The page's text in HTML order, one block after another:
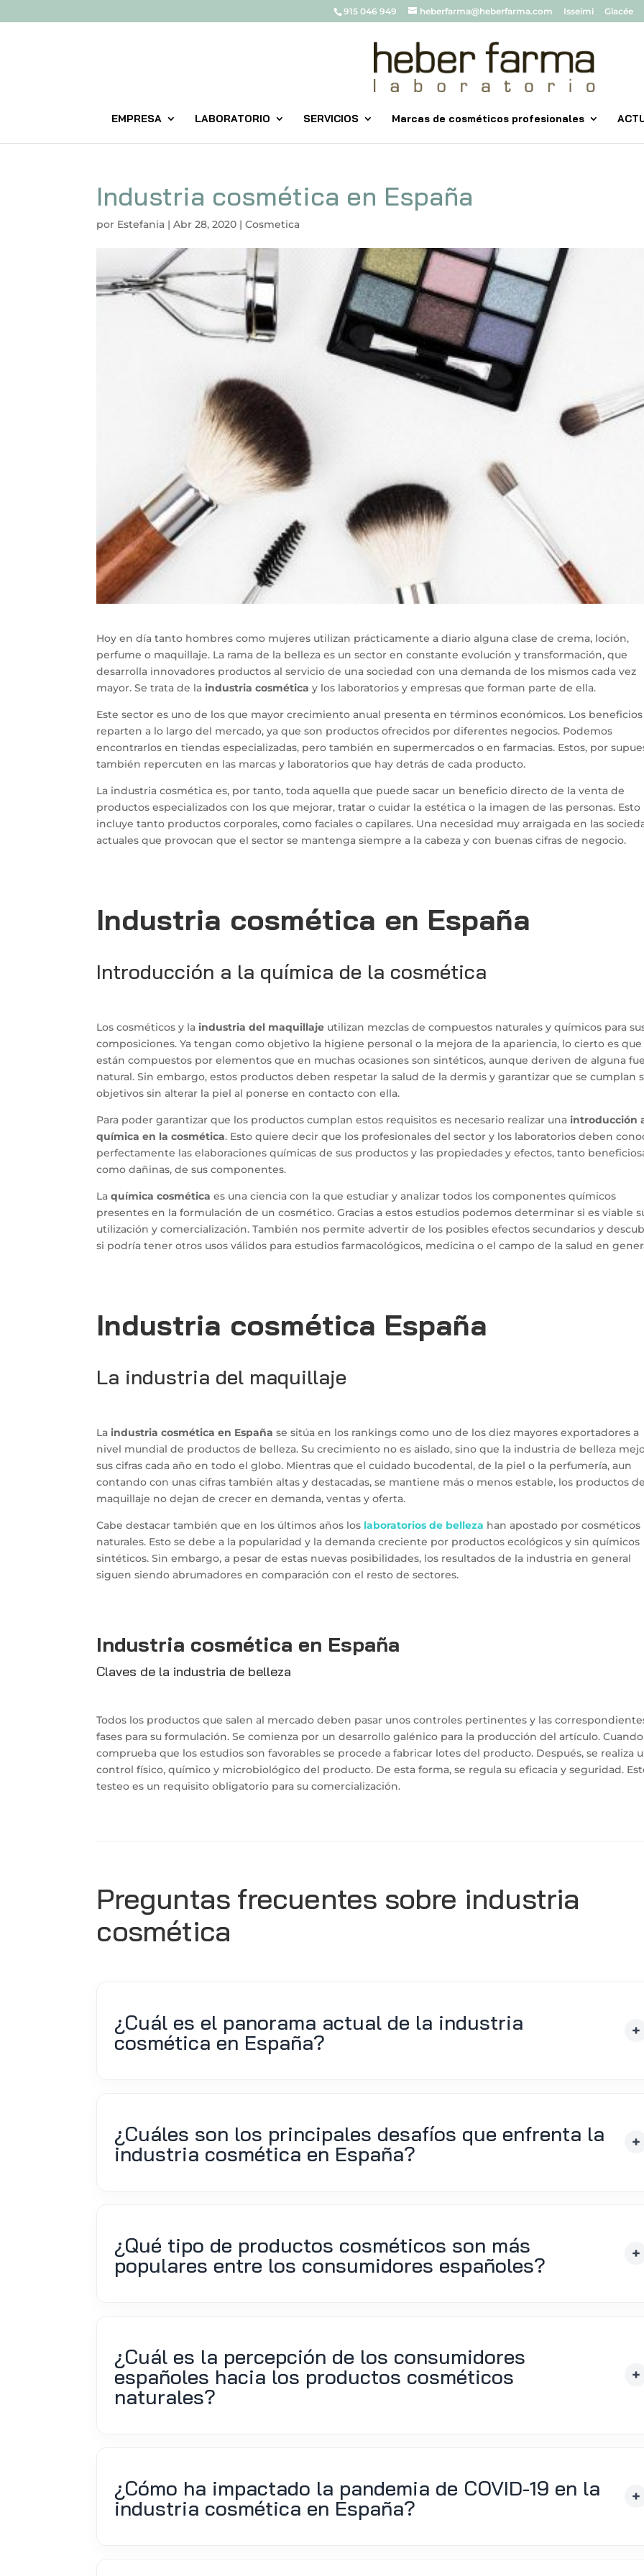
915 046 949 heberfarma@heberfarma.com Isseimi Glacée
EMPRESA LABORATORIO SERVICIOS Marcas de cosméticos profesionales
Industria cosmética en España
por Estefania |Abr 28, 2020 |Cosmetica
Hoy en día tanto hombres como mujeres utilizan prácticamente a diario alguna clase de crema, loción,
perfume o maquillaje. La rama de la belleza es un sector en constante evolución y transformación, que
desarrolla innovadores productos al servicio de una sociedad con una demanda de los mismos cada vez
mayor. Se trata de laindustria cosmética y los laboratorios y empresas que forman parte de ella.
Este sector es uno de los que mayor crecimiento anual presenta en términos económicos. Los beneficios
reparten a lo largo del mercado, ya que son productos ofrecidos por diferentes negocios. Podemos
encontrarlos en tiendas especializadas, pero también en supermercados o en farmacias. Estos, por
también repercuten en las marcas y laboratorios que hay detrás de cada producto.
La industria cosmética es, por tanto, toda aquella que puede sacar un beneficio directo de la venta de
productos especializados con los que mejorar, tratar o cuidar la estética o la imagen de las personas. Esto
incluye tanto productos corporales, como faciales o capilares. Una necesidad muy arraigada en las
actuales que provocan que el sector se mantenga siempre a la cabeza y con buenas cifras de negocio.
Industria cosmética en España
Introducción a la química de la cosmética
Los cosméticos y laindustria del maquillaje utilizan mezclas de compuestos naturales y químicos para
composiciones. Ya tengan como objetivo la higiene personal o la mejora de la apariencia, lo cierto es que
están compuestos por elementos que en muchas ocasiones son sintéticos, aunque deriven de alguna
natural. Sin embargo, estos productos deben respetar la salud de la dermis y garantizar que se cumplan
objetivos sin alterar la piel al ponerse en contacto con ella.
Para poder garantizar que los productos cumplan estos requisitos es necesario realizar unaintroducción
química en la cosmética. Esto quiere decir que los profesionales del sector y los laboratorios deben
perfectamente las elaboraciones químicas de sus productos y las propiedades y efectos, tanto
como dañinas, de sus componentes.
Laquímica cosmética es una ciencia con la que estudiar y analizar todos los componentes químicos
presentes en la formulación de un cosmético. Gracias a estos estudios podemos determinar si es viable
utilización y comercialización. También nos permite advertir de los posibles efectos secundarios y
si podría tener otros usos válidos para estudios farmacológicos, medicina o el campo de la salud en
Industria cosmética España
La industria del maquillaje
Laindustria cosmética en España se sitúa en los rankings como uno de los diez mayores exportadores a
nivel mundial de productos de belleza. Su crecimiento no es aislado, sino que la industria de belleza
sus cifras cada año en todo el globo. Mientras que el cuidado bucodental, de la piel o la perfumería, aun
contando con unas cifras también altas y destacadas, se mantiene más o menos estable, los productos de
maquillaje no dejan de crecer en demanda, ventas y oferta.
Cabe destacar también que en los últimos años los laboratorios de belleza han apostado por cosméticos
naturales. Esto se debe a la popularidad y la demanda creciente por productos ecológicos y sin químicos
sintéticos. Sin embargo, a pesar de estas nuevas posibilidades, los resultados de la industria en general
siguen siendo abrumadores en comparación con el resto de sectores.
Industria cosmética en España
Claves de la industria de belleza
Todos los productos que salen al mercado deben pasar unos controles pertinentes y las
fases para su formulación. Se comienza por un desarrollo galénico para la producción del artículo. Cuando
comprueba que los estudios son favorables se procede a fabricar lotes del producto. Después, se realiza
control físico, químico y microbiológico del producto. De esta forma, se regula su eficacia y seguridad.
testeo es un requisito obligatorio para su comercialización.
Preguntas frecuentes sobre industria
cosmética
¿Cuál es el panorama actual de la industria
cosmética en España?
¿Cuáles son los principales desafíos que enfrenta la
industria cosmética en España?
¿Qué tipo de productos cosméticos son más
populares entre los consumidores españoles?
¿Cuál es la percepción de los consumidores
españoles hacia los productos cosméticos
naturales?
¿Cómo ha impactado la pandemia de COVID-19 en la
industria cosmética en España?